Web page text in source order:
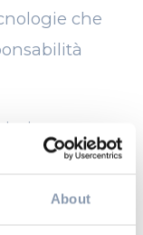
About
che
con la
passa